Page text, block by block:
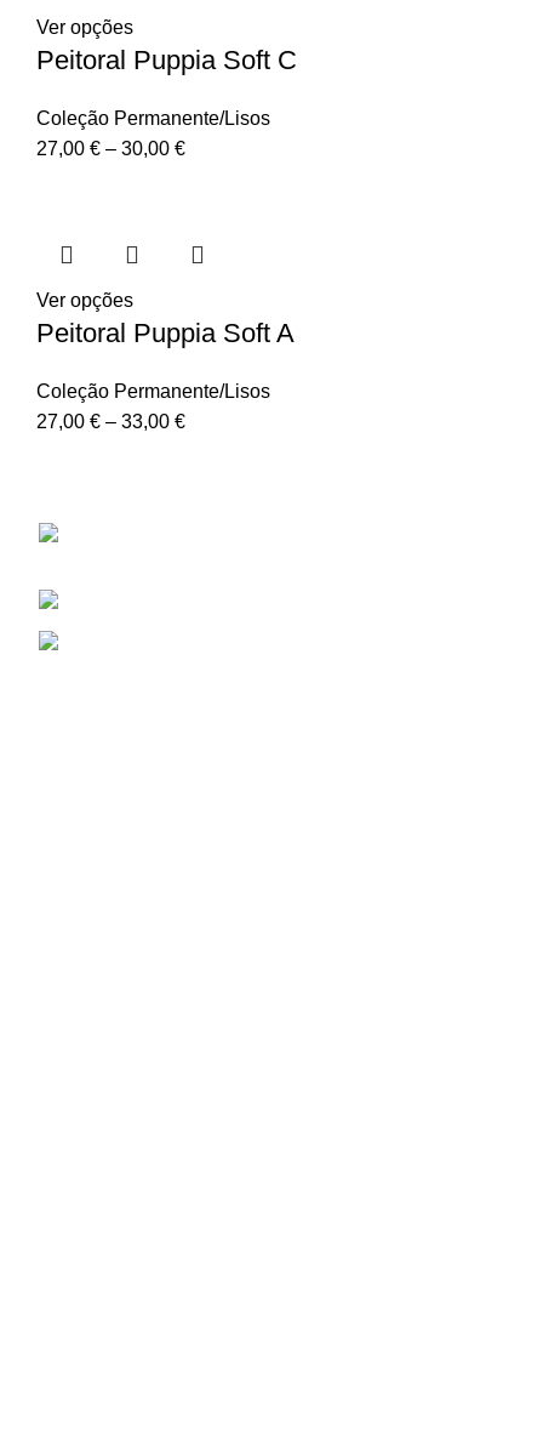
Ver opções
Peitoral Puppia Soft C
Coleção Permanente/Lisos
27,00 € – 30,00 €
Ver opções
Peitoral Puppia Soft A
Coleção Permanente/Lisos
27,00 € – 33,00 €